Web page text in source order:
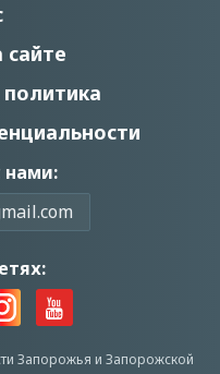
сайте
нами:
Запорожья и Запорожской